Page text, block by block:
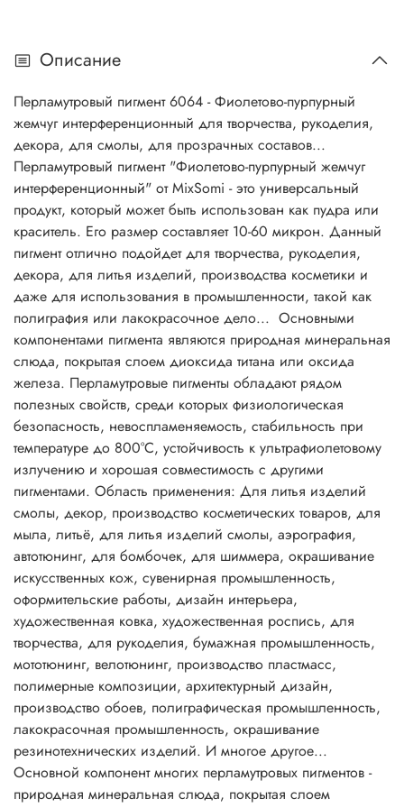
искусственных кож, сувенирная промышленность,
художественная ковка, художественная роспись, для
творчества, для рукоделия, бумажная промышленность,
мототюнинг, велотюнинг, производство пластмасс,
полимерные композиции, архитектурный дизайн,
производство обоев, полиграфическая промышленность,
лакокрасочная промышленность, окрашивание
резинотехнических изделий. И многое другое...
Основной компонент многих перламутровых пигментов -
природная минеральная слюда, покрытая слоем
диоксида титана, оксида железа, или же двумя
оксидами, имеющими различные показатели
преломления. Перламутровые пигменты хорошо
сочетаются со всеми типами органических красителей,
растворимых в воде или масле. Перламутровые пигменты
в сочетании с обычными пигментами определяют цвет,
внешний вид и блеск косметических продуктов.
Разнообразие перламутровых пигментов способствует
созданию множества цветовых блестящих эффектов и
выразительных оттенков.
Описание:
Основной компонент многих перламутровых пигментов -
природная минеральная слюда, покрытая слоем
диоксида титана, оксида железа, или же двумя
оксидами, имеющими различные показатели
преломления. Перламутровые пигменты хорошо
сочетаются со всеми типами органических красителей,
растворимых в воде или масле.
Перламутровые пигменты в сочетании с обычными
пигментами определяют цвет, внешний вид и блеск
косметических продуктов. Разнообразие перламутровых
пигментов способствует созданию множества цветовых
блестящих эффектов и выразительных оттенков.
Совместное использование интерференционных цветов и
Описание
Перламутровый пигмент 6064 - Фиолетово-пурпурный
жемчуг интерференционный для творчества, рукоделия,
декора, для смолы, для прозрачных составов...
Перламутровый пигмент "Фиолетово-пурпурный жемчуг
интерференционный" от MixSomi - это универсальный
продукт, который может быть использован как пудра или
краситель. Его размер составляет 10-60 микрон. Данный
пигмент отлично подойдет для творчества, рукоделия,
декора, для литья изделий, производства косметики и
даже для использования в промышленности, такой как
полиграфия или лакокрасочное дело... Основными
компонентами пигмента являются природная минеральная
слюда, покрытая слоем диоксида титана или оксида
железа. Перламутровые пигменты обладают рядом
полезных свойств, среди которых физиологическая
безопасность, невоспламеняемость, стабильность при
температуре до 800°C, устойчивость к ультрафиолетовому
излучению и хорошая совместимость с другими
пигментами. Область применения: Для литья изделий
смолы, декор, производство косметических товаров, для
мыла, литьё, для литья изделий смолы, аэрография,
автотюнинг, для бомбочек, для шиммера, окрашивание
искусственных кож, сувенирная промышленность,
оформительские работы, дизайн интерьера,
художественная ковка, художественная роспись, для
творчества, для рукоделия, бумажная промышленность,
мототюнинг, велотюнинг, производство пластмасс,
полимерные композиции, архитектурный дизайн,
производство обоев, полиграфическая промышленность,
лакокрасочная промышленность, окрашивание
резинотехнических изделий. И многое другое...
Основной компонент многих перламутровых пигментов -
природная минеральная слюда, покрытая слоем